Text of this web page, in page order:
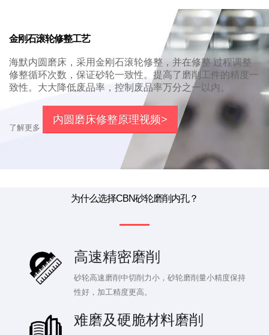
金刚石滚轮修整工艺
海默内圆磨床，采用金刚石滚轮修整，并在修整 过程调整
修整循环次数，保证砂轮一致性。提高了磨削工件的精度一
致性。大大降低废品率，控制废品率万分之一以内。
了解更多
内圆磨床修整原理视频>
为什么选择CBN砂轮磨削内孔？
高速精密磨削
砂轮高速磨削中切削力小，砂轮磨削量小精度保持
性好，加工精度更高。
难磨及硬脆材料磨削